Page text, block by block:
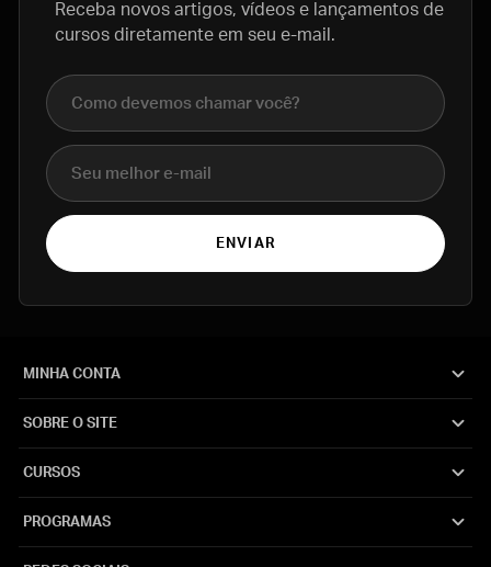
Receba novos artigos, vídeos e lançamentos de
cursos diretamente em seu e-mail.
Nome completo
E-mail
ENVIAR
MINHA CONTA
SOBRE O SITE
CURSOS
PROGRAMAS